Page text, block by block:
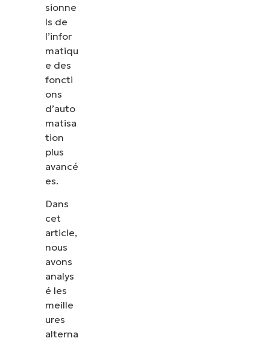
sionne
ls de
l’infor
matiqu
e des
foncti
ons
d’auto
matisa
tion
plus
avancé
es.
Dans
cet
article,
nous
avons
analys
é les
meille
ures
alterna